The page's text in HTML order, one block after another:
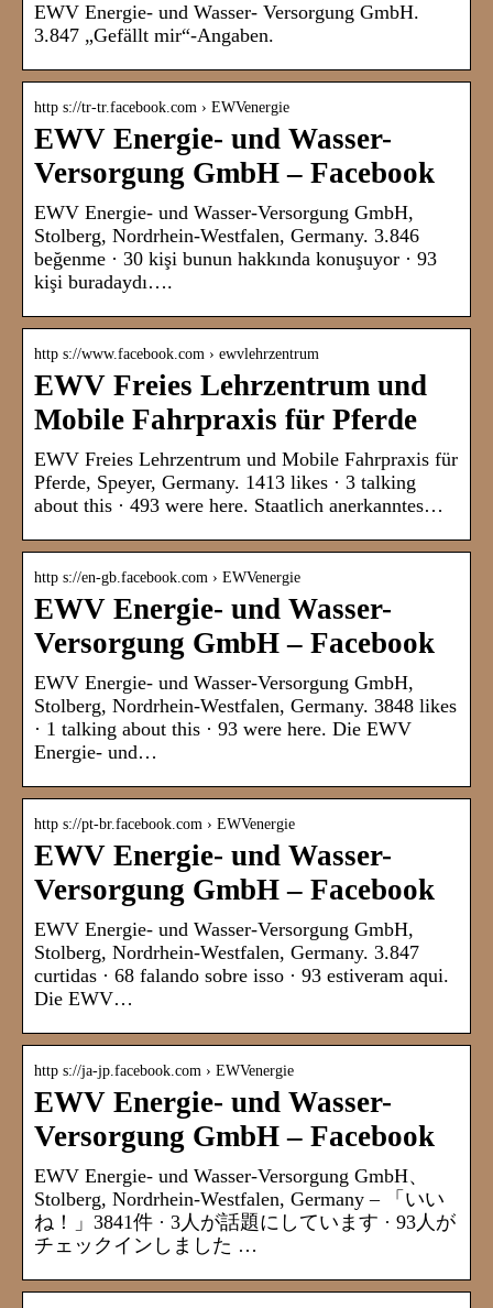
EWV Energie- und Wasser- Versorgung GmbH.
3.847 „Gefällt mir“-Angaben.
http s://tr-tr.facebook.com › EWVenergie
EWV Energie- und Wasser-
Versorgung GmbH – Facebook
EWV Energie- und Wasser-Versorgung GmbH,
Stolberg, Nordrhein-Westfalen, Germany. 3.846
beğenme · 30 kişi bunun hakkında konuşuyor · 93
kişi buradaydı….
http s://www.facebook.com › ewvlehrzentrum
EWV Freies Lehrzentrum und
Mobile Fahrpraxis für Pferde
EWV Freies Lehrzentrum und Mobile Fahrpraxis für
Pferde, Speyer, Germany. 1413 likes · 3 talking
about this · 493 were here. Staatlich anerkanntes…
http s://en-gb.facebook.com › EWVenergie
EWV Energie- und Wasser-
Versorgung GmbH – Facebook
EWV Energie- und Wasser-Versorgung GmbH,
Stolberg, Nordrhein-Westfalen, Germany. 3848 likes
· 1 talking about this · 93 were here. Die EWV
Energie- und…
http s://pt-br.facebook.com › EWVenergie
EWV Energie- und Wasser-
Versorgung GmbH – Facebook
EWV Energie- und Wasser-Versorgung GmbH,
Stolberg, Nordrhein-Westfalen, Germany. 3.847
curtidas · 68 falando sobre isso · 93 estiveram aqui.
Die EWV…
http s://ja-jp.facebook.com › EWVenergie
EWV Energie- und Wasser-
Versorgung GmbH – Facebook
EWV Energie- und Wasser-Versorgung GmbH、
Stolberg, Nordrhein-Westfalen, Germany – 「いい
ね！」3841件 · 3人が話題にしています · 93人が
チェックインしました …